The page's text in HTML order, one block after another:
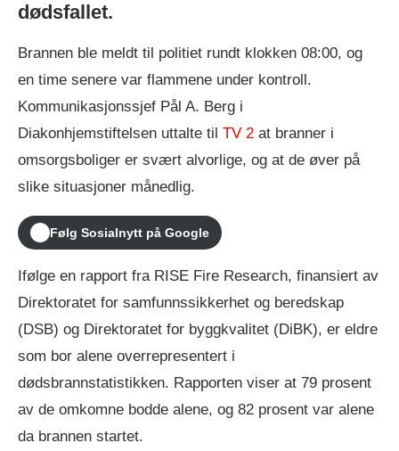
dødsfallet.
Brannen ble meldt til politiet rundt klokken 08:00, og
en time senere var flammene under kontroll.
Kommunikasjonssjef Pål A. Berg i
Diakonhjemstiftelsen uttalte til TV 2 at branner i
omsorgsboliger er svært alvorlige, og at de øver på
slike situasjoner månedlig.
Følg Sosialnytt på Google
Ifølge en rapport fra RISE Fire Research, finansiert av
Direktoratet for samfunnssikkerhet og beredskap
(DSB) og Direktoratet for byggkvalitet (DiBK), er eldre
som bor alene overrepresentert i
dødsbrannstatistikken. Rapporten viser at 79 prosent
av de omkomne bodde alene, og 82 prosent var alene
da brannen startet.